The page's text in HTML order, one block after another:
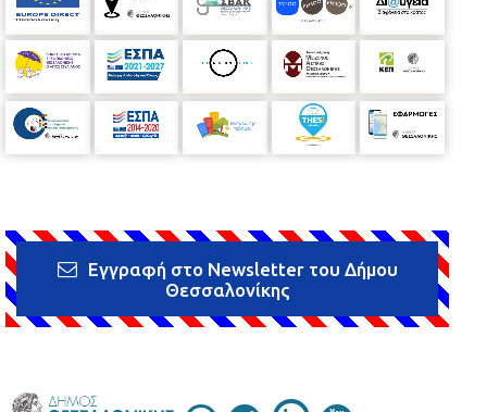
Εγγραφή στο Newsletter του Δήμου
Θεσσαλονίκης